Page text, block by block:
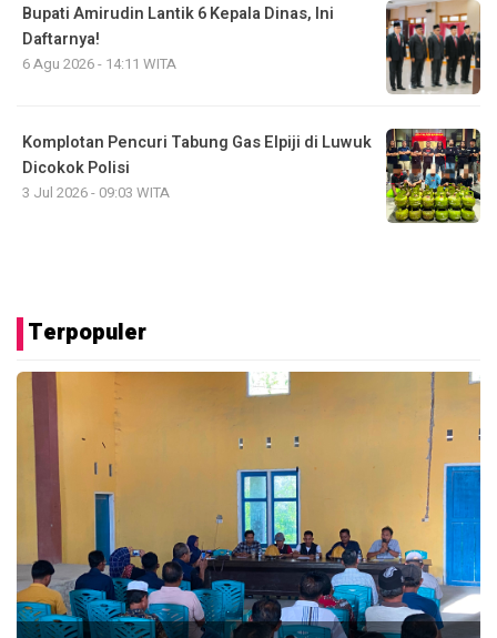
Bupati Amirudin Lantik 6 Kepala Dinas, Ini
Daftarnya!
6 Agu 2026 - 14:11 WITA
Komplotan Pencuri Tabung Gas Elpiji di Luwuk
Dicokok Polisi
3 Jul 2026 - 09:03 WITA
Terpopuler